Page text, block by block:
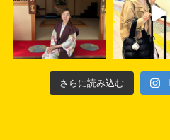
さらに読み込む